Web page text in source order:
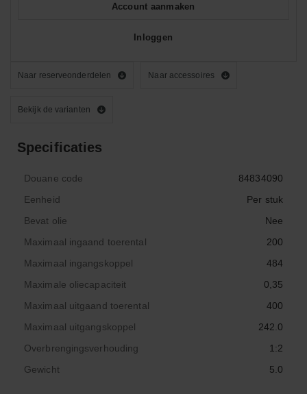
Naar reserveonderdelen Naar accessoires
Bekijk de varianten
Specificaties
Douane code
84834090
Eenheid
Per stuk
Bevat olie
Nee
Maximaal ingaand toerental
200
Maximaal ingangskoppel
484
Maximale oliecapaciteit
0,35
Maximaal uitgaand toerental
400
Maximaal uitgangskoppel
242.0
Overbrengingsverhouding
1:2
Gewicht
5.0
Account aanmaken
Inloggen